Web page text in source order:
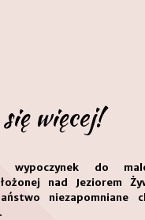
więcej!
wypoczynek do
nad Jeziorem
niezapomniane